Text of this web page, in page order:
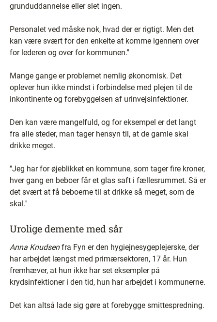
grunduddannelse eller slet ingen.
Personalet ved måske nok, hvad der er rigtigt. Men det
kan være svært for den enkelte at komme igennem over
for lederen og over for kommunen.''
Mange gange er problemet nemlig økonomisk. Det
oplever hun ikke mindst i forbindelse med plejen til de
inkontinente og forebyggelsen af urinvejsinfektioner.
Den kan være mangelfuld, og for eksempel er det langt
fra alle steder, man tager hensyn til, at de gamle skal
drikke meget.
''Jeg har for øjeblikket en kommune, som tager fire kroner,
hver gang en beboer får et glas saft i fællesrummet. Så er
det svært at få beboerne til at drikke så meget, som de
skal.''
Urolige demente med sår
Anna Knudsenfra Fyn er den hygiejnesygeplejerske, der
har arbejdet længst med primærsektoren, 17 år. Hun
fremhæver, at hun ikke har set eksempler på
krydsinfektioner i den tid, hun har arbejdet i kommunerne.
Det kan altså lade sig gøre at forebygge smittespredning.